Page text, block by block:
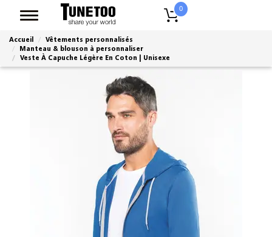
0
Accueil
Vêtements personnalisés
Manteau & blouson à personnaliser
Veste À Capuche Légère En Coton | Unisexe